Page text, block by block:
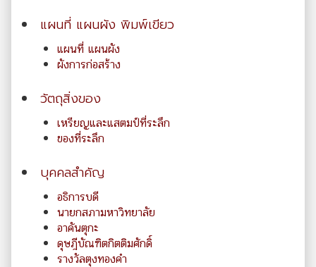
แผนที่ แผนผัง พิมพ์เขียว
แผนที่ แผนผัง
ผังการก่อสร้าง
วัตถุสิ่งของ
เหรียญและแสตมป์ที่ระลึก
ของที่ระลึก
บุคคลสำคัญ
อธิการบดี
นายกสภามหาวิทยาลัย
อาคันตุกะ
ดุษฎีบัณฑิตกิตติมศักดิ์
รางวัลตุงทองคำ